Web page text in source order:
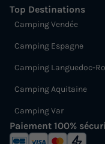
Top Destinations
Camping Vendée
Camping Espagne
Camping Languedoc-
Camping Aquitaine
Camping Var
Paiement 100%